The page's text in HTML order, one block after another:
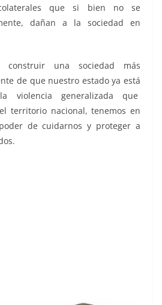
que si bien no se
dañan a la sociedad en
una sociedad más
de que nuestro estado ya está
violencia generalizada que
territorio nacional, tenemos en
de cuidarnos y proteger a